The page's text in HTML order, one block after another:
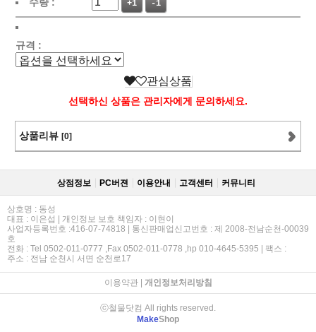
+1 -1
규격 :
관심상품
선택하신 상품은 관리자에게 문의하세요.
상품리뷰 [0]
상점정보 PC버젼 이용안내 고객센터 커뮤니티
상호명 : 동성
대표 : 이은섭 | 개인정보 보호 책임자 : 이현이
사업자등록번호 :416-07-74818 | 통신판매업신고번호 : 제 2008-전남순천-00039
호
전화 : Tel 0502-011-0777 ,Fax 0502-011-0778 ,hp 010-4645-5395 | 팩스 :
주소 : 전남 순천시 서면 순천로17
이용약관| 개인정보처리방침
ⓒ철물닷컴 All rights reserved.
MakeShop